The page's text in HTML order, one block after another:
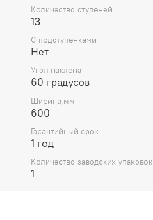
Количество ступеней
13
С подступенками
Нет
Угол наклона
60 градусов
Ширина,мм
600
Гарантийный срок
1 год
Количество заводских упаковок
1